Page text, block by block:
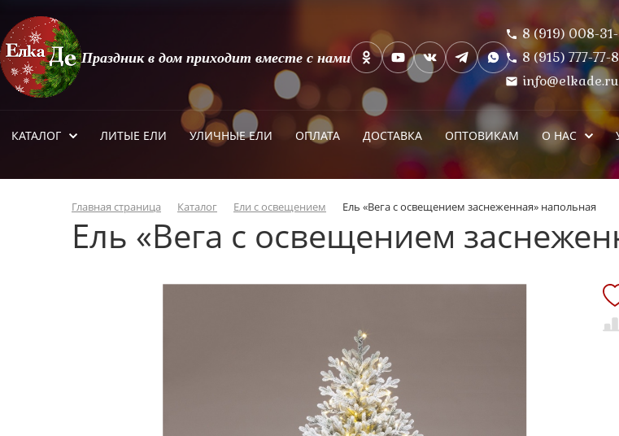
Праздник в дом приходит вместе с нами
8 (919) 008-
8 (915) 777-77-
info@elkade.ru
КАТАЛОГ ЛИТЫЕ ЕЛИ УЛИЧНЫЕ ЕЛИ ОПЛАТА ДОСТАВКА ОПТОВИКАМ О НАС
Главная страница Каталог Ели с освещением Ель «Вега с освещением заснеженная» напольная
Ель «Вега с освещением